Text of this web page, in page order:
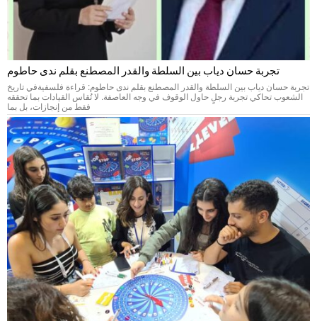
تجربة حسان دياب بين السلطة والقدر المصطنع بقلم ندى حاطوم
تجربة حسان دياب بين السلطة والقدر المصطنع بقلم ندى حاطوم: قراءة فلسفيةفي تاريخ
الشعوب تحاكي تجربة رجلٍ حاول الوقوف في وجه العاصفة. لا تُقاس القيادات بما تحققه
فقط من إنجازات، بل بما